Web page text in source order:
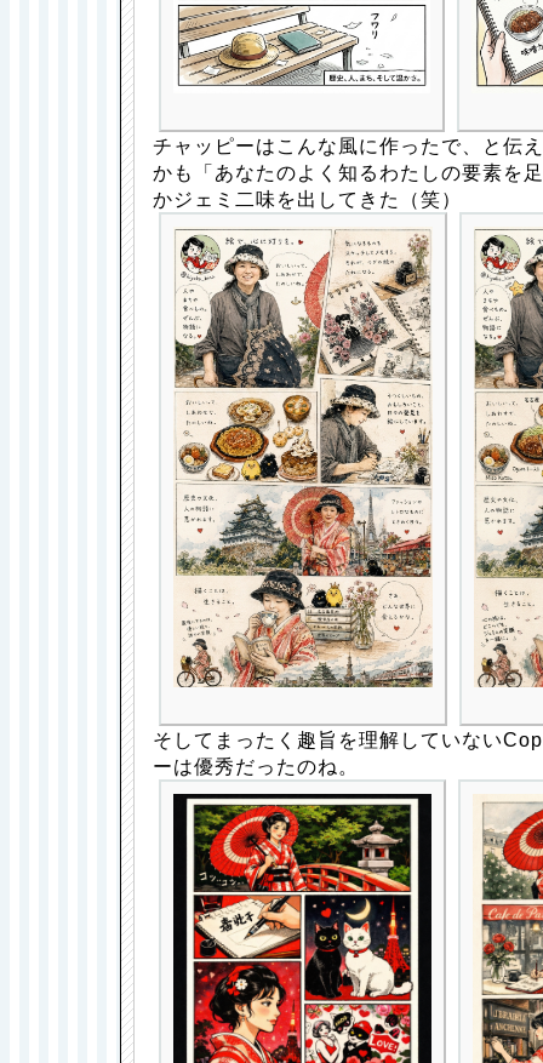
チャッピーはこんな風に作ったで、と伝
かも「あなたのよく知るわたしの要素を
かジェミ二味を出してきた（笑）
そしてまったく趣旨を理解していない
ーは優秀だったのね。